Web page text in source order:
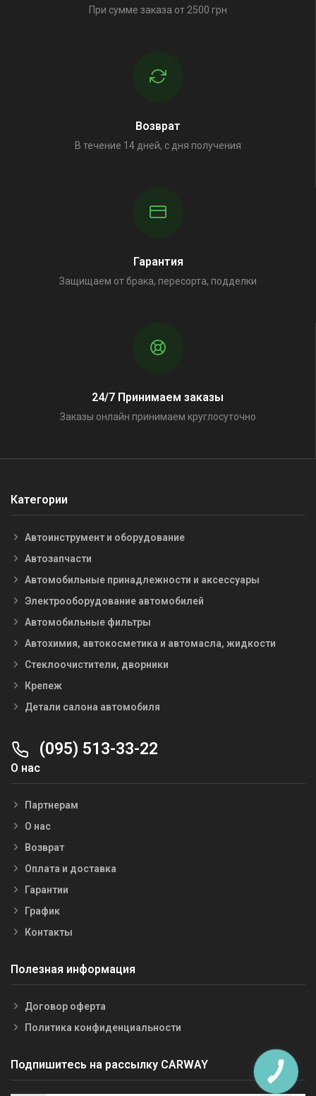
При сумме заказа от 2500 грн
Возврат
В течение 14 дней, с дня получения
Гарантия
Защищаем от брака, пересорта, подделки
24/7 Принимаем заказы
Заказы онлайн принимаем круглосуточно
Категории
Автоинструмент и оборудование
Автозапчасти
Автомобильные принадлежности и аксессуары
Электрооборудование автомобилей
Автомобильные фильтры
Автохимия, автокосметика и автомасла, жидкости
Стеклоочистители, дворники
Крепеж
Детали салона автомобиля
(095) 513-33-22
О нас
Партнерам
О нас
Возврат
Оплата и доставка
Гарантии
График
Контакты
Полезная информация
Договор оферта
Политика конфиденциальности
Подпишитесь на рассылку CARWAY